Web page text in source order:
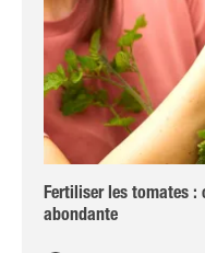
Fertiliser les tomates :
abondante